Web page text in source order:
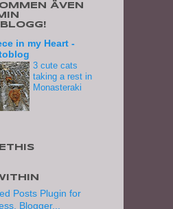
ÄVEN
in my Heart -
3 cute cats
taking a rest in
Monasteraki